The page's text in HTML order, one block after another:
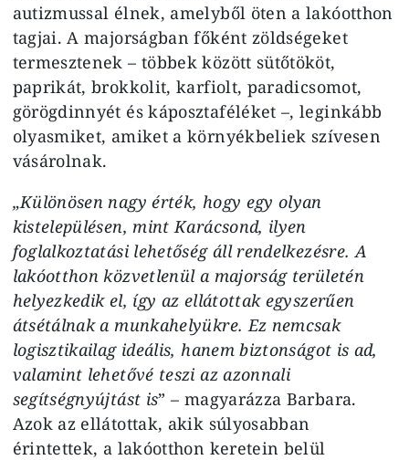
autizmussal élnek, amelyből öten a lakóotthon
tagjai. A majorságban főként zöldségeket
termesztenek – többek között sütőtököt,
paprikát, brokkolit, karfiolt, paradicsomot,
görögdinnyét és káposztaféléket –, leginkább
olyasmiket, amiket a környékbeliek szívesen
vásárolnak.
„Különösen nagy érték, hogy egy olyan
kistelepülésen, mint Karácsond, ilyen
foglalkoztatási lehetőség áll rendelkezésre. A
lakóotthon közvetlenül a majorság területén
helyezkedik el, így az ellátottak egyszerűen
átsétálnak a munkahelyükre. Ez nemcsak
logisztikailag ideális, hanem biztonságot is ad,
valamint lehetővé teszi az azonnali
segítségnyújtást is”– magyarázza Barbara.
Azok az ellátottak, akik súlyosabban
érintettek, a lakóotthon keretein belül